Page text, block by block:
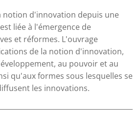
notion d'innovation depuis une
liée à l'émergence de
et réformes. L'ouvrage
de la notion d'innovation,
au pouvoir et au
qu'aux formes sous lesquelles se
les innovations.